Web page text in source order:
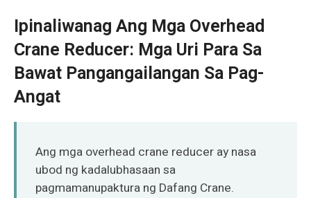
Ipinaliwanag Ang Mga Overhead
Crane Reducer: Mga Uri Para Sa
Bawat Pangangailangan Sa Pag-
Angat
Ang mga overhead crane reducer ay nasa
ubod ng kadalubhasaan sa
pagmamanupaktura ng Dafang Crane.
Kiswahili
Dansk
Norsk
O‘zbekcha